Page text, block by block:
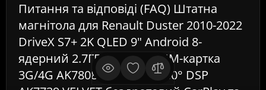
Питання та відповіді (FAQ) Штатна
магнітола для Renault Duster 2010-2022
DriveX S7+ 2K QLED 9" Android 8-
ядерний 2.7ГГц 8x128Гб SIM-картка
3G/4G AK7808 AB 4x50W 360° DSP